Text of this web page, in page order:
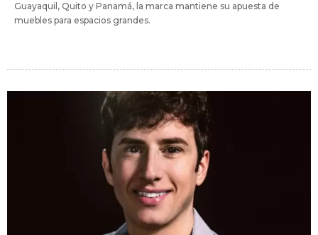
Guayaquil, Quito y Panamá, la marca mantiene su apuesta de
muebles para espacios grandes.